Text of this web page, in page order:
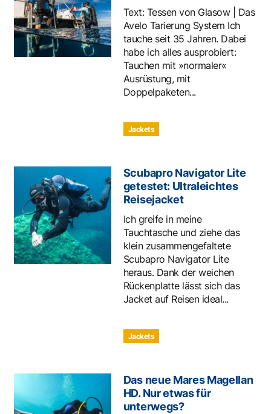
Text: Tessen von Glasow | Das
Avelo Tarierung System Ich
tauche seit 35 Jahren. Dabei
habe ich alles ausprobiert:
Tauchen mit »normaler«
Ausrüstung, mit
Doppelpaketen...
Jackets
Scubapro Navigator Lite
getestet: Ultraleichtes
Reisejacket
Ich greife in meine
Tauchtasche und ziehe das
klein zusammengefaltete
Scubapro Navigator Lite
heraus. Dank der weichen
Rückenplatte lässt sich das
Jacket auf Reisen ideal...
Jackets
Das neue Mares Magellan
HD. Nur etwas für
unterwegs?